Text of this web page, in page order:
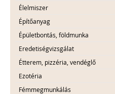
Élelmiszer
Építőanyag
Épületbontás, földmunka
Eredetiségvizsgálat
Étterem, pizzéria, vendéglő
Ezotéria
Fémmegmunkálás